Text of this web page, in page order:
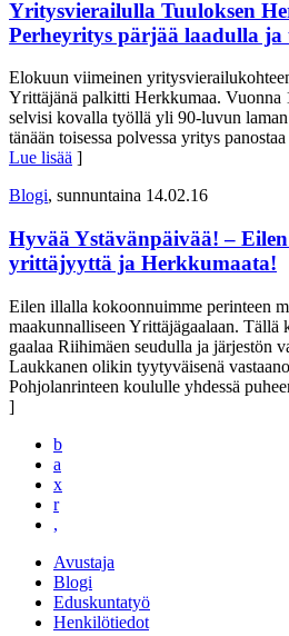
Yritysvierailulla Tuuloksen
Perheyritys pärjää laadulla ja
Elokuun viimeinen
Yrittäjänä palkitti Herkkumaa. Vuonna
selvisi kovalla työllä yli 90-luvun
tänään toisessa polvessa yritys
Lue lisää ]
Blogi, sunnuntaina 14.02.16
Hyvää Ystävänpäivää! –
yrittäjyyttä ja Herkkumaata!
Eilen illalla kokoonnuimme perinteen
maakunnalliseen Yrittäjägaalaan. Tällä
gaalaa Riihimäen seudulla ja järjestön
Laukkanen olikin tyytyväisenä
Pohjolanrinteen koululle yhdessä
]
b
a
x
r
,
Avustaja
Blogi
Eduskuntatyö
Henkilötiedot